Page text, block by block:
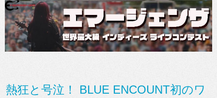
熱狂と号泣！ BLUE ENCOUNT初のワ